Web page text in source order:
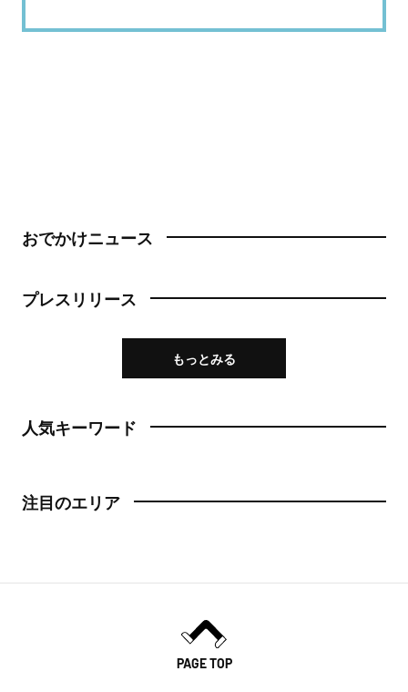
おでかけニュース
プレスリリース
もっとみる
人気キーワード
注目のエリア
PAGE TOP